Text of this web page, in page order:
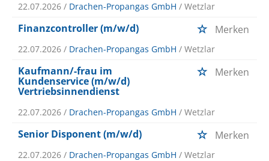
22.07.2026 / Drachen-Propangas GmbH / Wetzlar
Finanzcontroller (m/w/d) Merken
22.07.2026 / Drachen-Propangas GmbH / Wetzlar
Kaufmann/-frau im
Kundenservice (m/w/d)
Vertriebsinnendienst
Merken
22.07.2026 / Drachen-Propangas GmbH / Wetzlar
Senior Disponent (m/w/d) Merken
22.07.2026 / Drachen-Propangas GmbH / Wetzlar